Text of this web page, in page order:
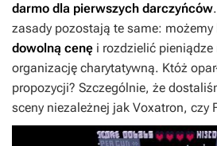
darmo dla pierwszych darczyńców
zasady pozostają te same: możemy
dowolną cenę i rozdzielić
organizację charytatywną. Któż
propozycji? Szczególnie, że
sceny niezależnej jak Voxatron, czy